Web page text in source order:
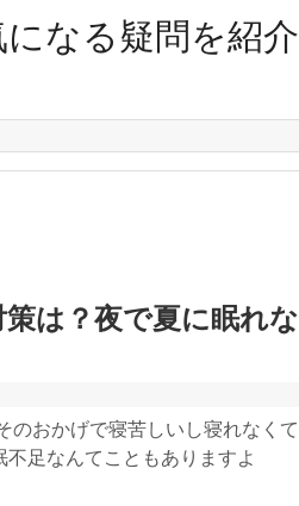
なる疑問を紹介
は？夜で夏に眠れな
のおかげで寝苦しいし寝れなくて
足なんてこともありますよ